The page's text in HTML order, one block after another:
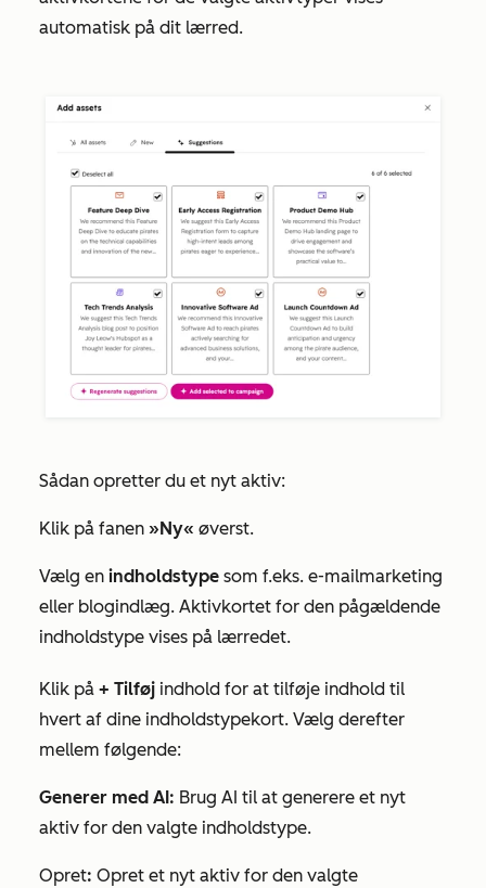
automatisk på dit lærred.
Sådan opretter du et nyt aktiv:
Klik på fanen »Ny« øverst.
Vælg en indholdstype som f.eks. e-mailmarketing
eller blogindlæg. Aktivkortet for den pågældende
indholdstype vises på lærredet.
Klik på + Tilføj indhold for at tilføje indhold til
hvert af dine indholdstypekort. Vælg derefter
mellem følgende:
Generer med AI: Brug AI til at generere et nyt
aktiv for den valgte indholdstype.
Opret: Opret et nyt aktiv for den valgte